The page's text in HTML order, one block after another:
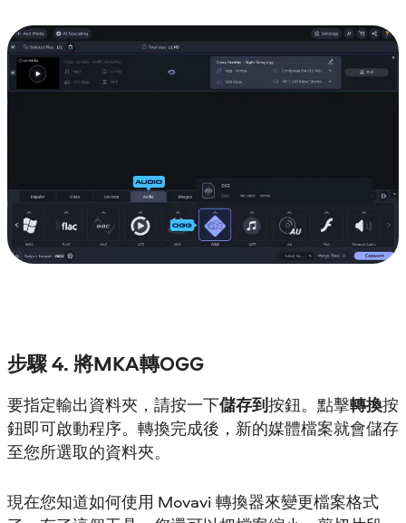
步驟 4. 將MKA轉OGG
要指定輸出資料夾，請按一下儲存到按鈕。點擊轉換按
鈕即可啟動程序。轉換完成後，新的媒體檔案就會儲存
至您所選取的資料夾。
現在您知道如何使用 Movavi 轉換器來變更檔案格式